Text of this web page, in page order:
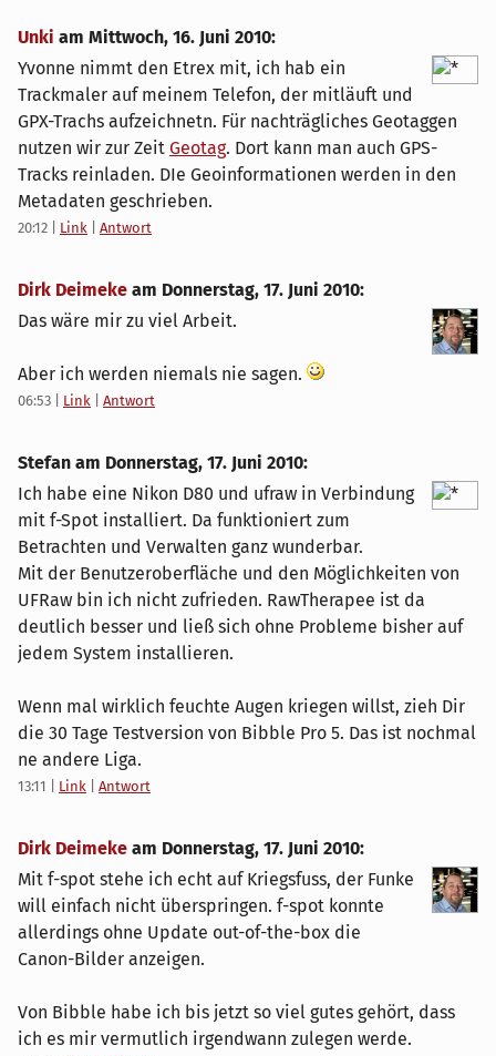
Unki am Mittwoch, 16. Juni 2010:
Yvonne nimmt den Etrex mit, ich hab ein
Trackmaler auf meinem Telefon, der mitläuft und
GPX-Trachs aufzeichnetn. Für nachträgliches Geotaggen
nutzen wir zur Zeit Geotag. Dort kann man auch GPS-
Tracks reinladen. DIe Geoinformationen werden in den
Metadaten geschrieben.
20:12 Link Antwort
Dirk Deimeke am Donnerstag, 17. Juni 2010:
Das wäre mir zu viel Arbeit.
Aber ich werden niemals nie sagen.
06:53 Link Antwort
Stefan am Donnerstag, 17. Juni 2010:
Ich habe eine Nikon D80 und ufraw in Verbindung
mit f-Spot installiert. Da funktioniert zum
Betrachten und Verwalten ganz wunderbar.
Mit der Benutzeroberfläche und den Möglichkeiten von
UFRaw bin ich nicht zufrieden. RawTherapee ist da
deutlich besser und ließ sich ohne Probleme bisher auf
jedem System installieren.
Wenn mal wirklich feuchte Augen kriegen willst, zieh Dir
die 30 Tage Testversion von Bibble Pro 5. Das ist nochmal
ne andere Liga.
13:11 Link Antwort
Dirk Deimeke am Donnerstag, 17. Juni 2010:
Mit f-spot stehe ich echt auf Kriegsfuss, der Funke
will einfach nicht überspringen. f-spot konnte
allerdings ohne Update out-of-the-box die
Canon-Bilder anzeigen.
Von Bibble habe ich bis jetzt so viel gutes gehört, dass
ich es mir vermutlich irgendwann zulegen werde.